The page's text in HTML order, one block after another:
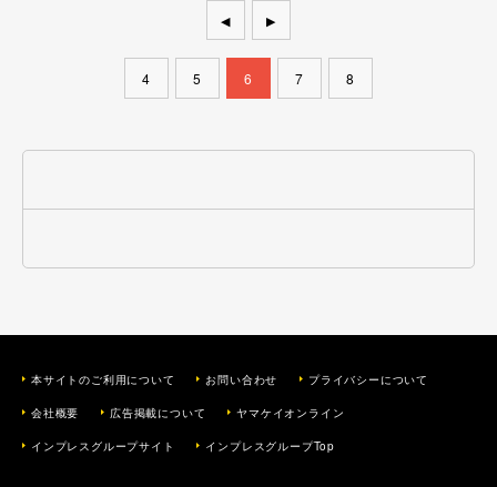
◀ ▶
4 5 6 7 8
本サイトのご利用について お問い合わせ プライバシーについて
会社概要 広告掲載について ヤマケイオンライン
インプレスグループサイト インプレスグループTop